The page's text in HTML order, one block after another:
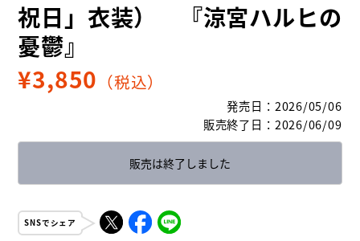
祝日」衣装） 『涼宮ハルヒの
憂鬱』
¥3,850 （税込）
発売日 ： 2026/05/06
販売終了日 ： 2026/06/09
販売は終了しました
SNSでシェア